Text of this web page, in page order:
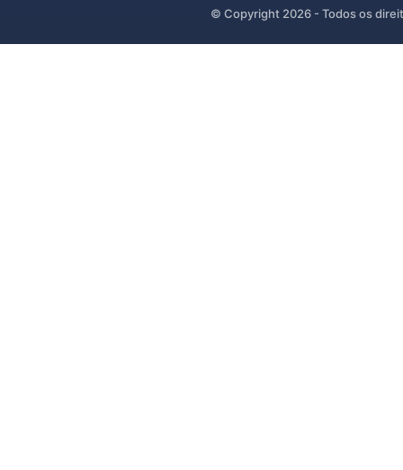
© Copyright 2026 - Todos os